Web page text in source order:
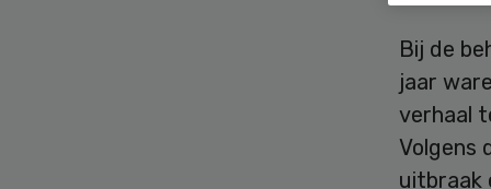
Bij de
jaar
verhaal
Volgens
uitbraak